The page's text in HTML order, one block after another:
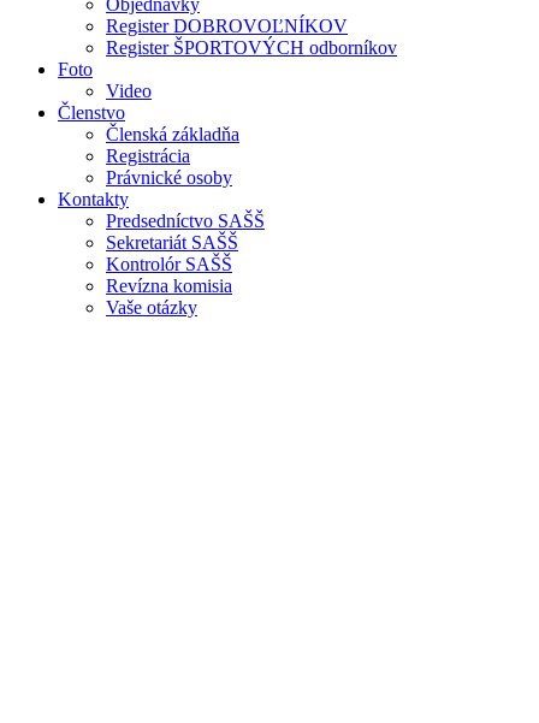
Objednávky
Register DOBROVOĽNÍKOV
Register ŠPORTOVÝCH odborníkov
Foto
Video
Členstvo
Členská základňa
Registrácia
Právnické osoby
Kontakty
Predsedníctvo SAŠŠ
Sekretariát SAŠŠ
Kontrolór SAŠŠ
Revízna komisia
Vaše otázky